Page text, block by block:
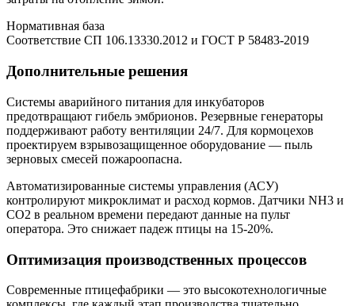
Нормативная база
Соответствие СП 106.13330.2012 и ГОСТ Р 58483-2019
Дополнительные решения
Системы аварийного питания для инкубаторов
предотвращают гибель эмбрионов. Резервные генераторы
поддерживают работу вентиляции 24/7. Для кормоцехов
проектируем взрывозащищенное оборудование — пыль
зерновых смесей пожароопасна.
Автоматизированные системы управления (АСУ)
контролируют микроклимат и расход кормов. Датчики NH3 и
CO2 в реальном времени передают данные на пульт
оператора. Это снижает падеж птицы на 15-20%.
Оптимизация производственных процессов
Современные птицефабрики — это высокотехнологичные